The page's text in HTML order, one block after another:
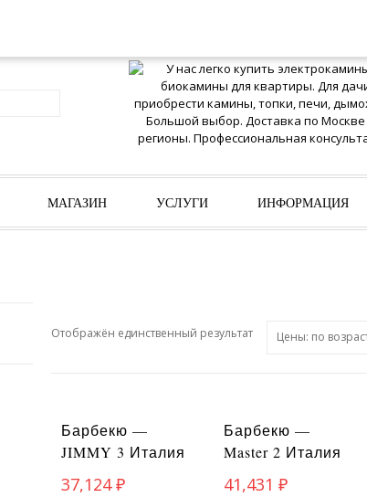
МАГАЗИН УСЛУГИ ИНФОРМАЦИЯ
Отображён единственный результат
Барбекю —
JIMMY 3 Италия
37,124₽
Барбекю —
Master 2 Италия
41,431 ₽